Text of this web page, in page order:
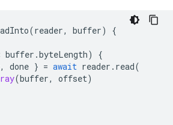
(reader, buffer)
{
buffer .byteLength)
{
, done } = await reader . read(
(buffer, offset)